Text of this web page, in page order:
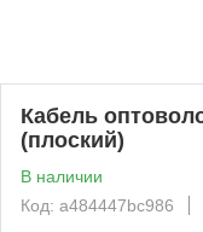
Кабель
(плоский)
В наличии
Код: a484447bc986